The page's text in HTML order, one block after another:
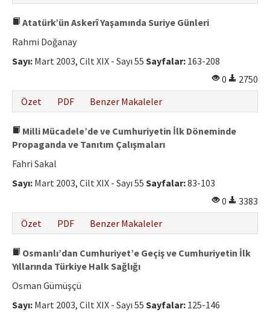
Atatürk’ün Askerî Yaşamında Suriye Günleri
Rahmi Doğanay
Sayı: Mart 2003, Cilt XIX - Sayı 55 Sayfalar: 163-208
0
2750
Özet
PDF Benzer Makaleler
Milli Mücadele’de ve Cumhuriyetin İlk Döneminde
Propaganda ve Tanıtım Çalışmaları
Fahri Sakal
Sayı: Mart 2003, Cilt XIX - Sayı 55 Sayfalar:83-103
0
3383
Özet
PDF Benzer Makaleler
Osmanlı’dan Cumhuriyet’e Geçiş ve Cumhuriyetin İlk
Yıllarında Türkiye Halk Sağlığı
Osman Gümüşçü
Sayı: Mart 2003, Cilt XIX - Sayı 55 Sayfalar: 125-146